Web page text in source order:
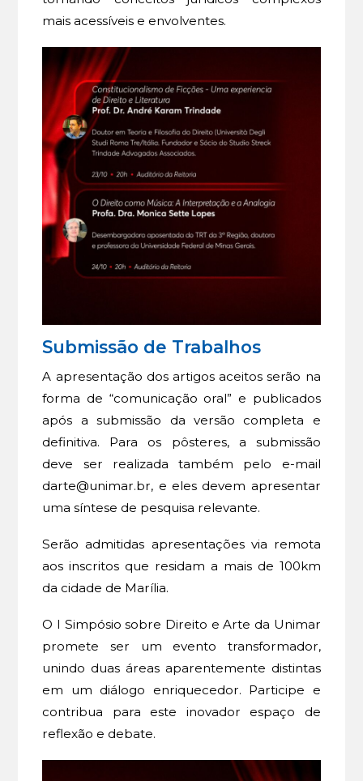
mais acessíveis e envolventes.
Submissão de Trabalhos
A apresentação dos artigos aceitos serão na
forma de “comunicação oral” e publicados
após a submissão da versão completa e
definitiva. Para os pôsteres, a submissão
deve ser realizada também pelo e-mail
darte@unimar.br, e eles devem apresentar
uma síntese de pesquisa relevante.
Serão admitidas apresentações via remota
aos inscritos que residam a mais de 100km
da cidade de Marília.
O I Simpósio sobre Direito e Arte da Unimar
promete ser um evento transformador,
unindo duas áreas aparentemente distintas
em um diálogo enriquecedor. Participe e
contribua para este inovador espaço de
reflexão e debate.